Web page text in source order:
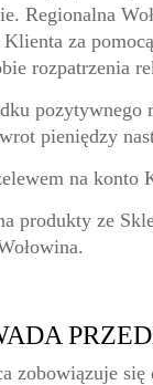
Regionalna
za
rozpatrzenia
pozytywnego
pieniędzy
na konto
produkty ze
zobowiązuje się